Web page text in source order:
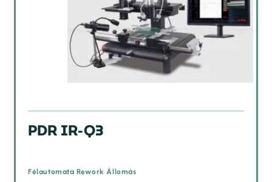
PDR IR-Q3
Félautomata Rework Állomás